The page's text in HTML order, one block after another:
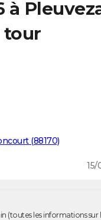
à
tour
(88170)
15/
(toutes les informations sur